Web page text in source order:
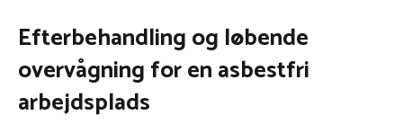
Efterbehandling og løbende
overvågning for en asbestfri
arbejdsplads